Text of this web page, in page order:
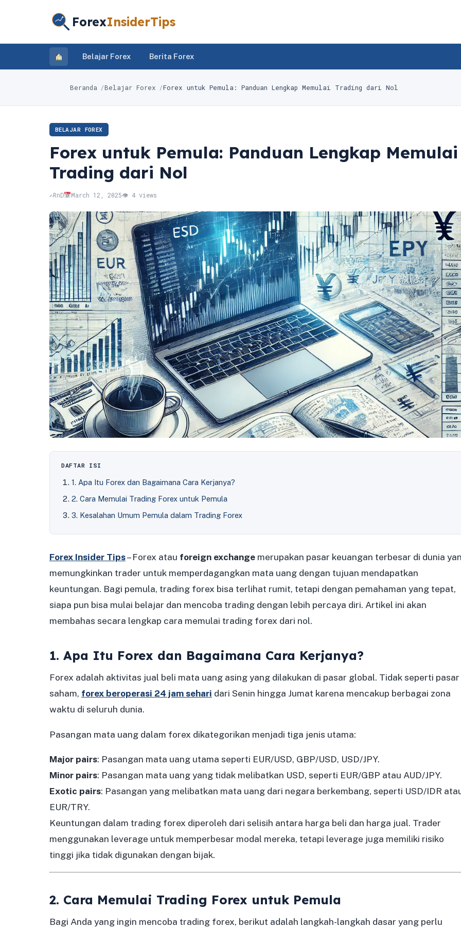
ForexInsiderTips
Belajar Forex Berita Forex
Beranda Belajar Forex Forex untuk Pemula: Panduan Lengkap Memulai Trading dari Nol
BELAJAR FOREX
Forex untuk Pemula: Panduan Lengkap Memulai
Trading dari Nol
✍️RnD March 12, 2025👁 4 views
DAFTAR ISI
1. Apa Itu Forex dan Bagaimana Cara Kerjanya?
2. Cara Memulai Trading Forex untuk Pemula
3. Kesalahan Umum Pemula dalam Trading Forex
Forex Insider Tips– Forex atau foreign exchange merupakan pasar keuangan terbesar di dunia
memungkinkan trader untuk memperdagangkan mata uang dengan tujuan mendapatkan
keuntungan. Bagi pemula, trading forex bisa terlihat rumit, tetapi dengan pemahaman yang tepat,
siapa pun bisa mulai belajar dan mencoba trading dengan lebih percaya diri. Artikel ini akan
membahas secara lengkap cara memulai trading forex dari nol.
1. Apa Itu Forex dan Bagaimana Cara Kerjanya?
Forex adalah aktivitas jual beli mata uang asing yang dilakukan di pasar global. Tidak seperti pasar
saham, forex beroperasi 24 jam sehari dari Senin hingga Jumat karena mencakup berbagai zona
waktu di seluruh dunia.
Pasangan mata uang dalam forex dikategorikan menjadi tiga jenis utama:
Major pairs: Pasangan mata uang utama seperti EUR/USD, GBP/USD, USD/JPY.
Minor pairs: Pasangan mata uang yang tidak melibatkan USD, seperti EUR/GBP atau AUD/JPY.
Exotic pairs: Pasangan yang melibatkan mata uang dari negara berkembang, seperti USD/IDR
EUR/TRY.
Keuntungan dalam trading forex diperoleh dari selisih antara harga beli dan harga jual. Trader
menggunakan leverage untuk memperbesar modal mereka, tetapi leverage juga memiliki risiko
tinggi jika tidak digunakan dengan bijak.
2. Cara Memulai Trading Forex untuk Pemula
Bagi Anda yang ingin mencoba trading forex, berikut adalah langkah-langkah dasar yang perlu